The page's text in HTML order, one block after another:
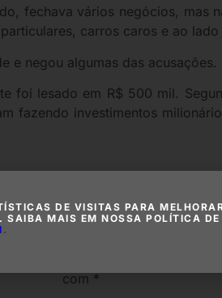
fechava vários negócios, mas
carros caros e ao
e negou algumas das acusações.
foi lesado em R$ 500 mil.
fazendo investimentos
Deixe um
O seu endereço de e-
com*
DE VISITAS PARA
SAIBA MAIS EM NOSSA POLÍTICA DE
.